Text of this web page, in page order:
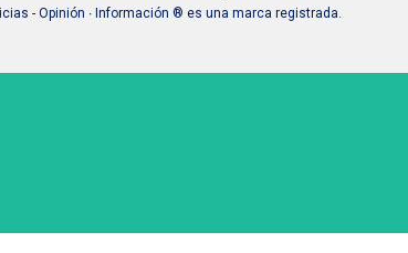
- Opinión ∙ Información ® es una marca registrada.